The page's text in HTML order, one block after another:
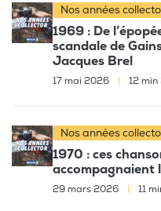
Nos années
1969 : De
scandale de
Jacques Brel
17 mai 2026 12 min
Nos années
1970 : ces
accompagnaient
29 mars 2026 11